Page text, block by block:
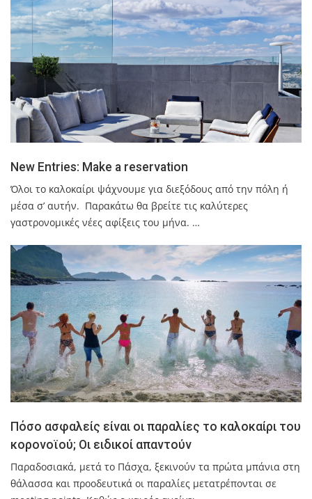
New Entries: Make a reservation
Όλοι το καλοκαίρι ψάχνουµε για διεξόδους από την πόλη ή
µέσα σ’ αυτήν. Παρακάτω θα βρείτε τις καλύτερες
γαστρονοµικές νέες αφίξεις του µήνα. …
Πόσο ασφαλείς είναι οι παραλίες το καλοκαίρι του
κορονοϊού; Οι ειδικοί απαντούν
Παραδοσιακά, μετά το Πάσχα, ξεκινούν τα πρώτα μπάνια στη
θάλασσα και προοδευτικά οι παραλίες μετατρέπονται σε